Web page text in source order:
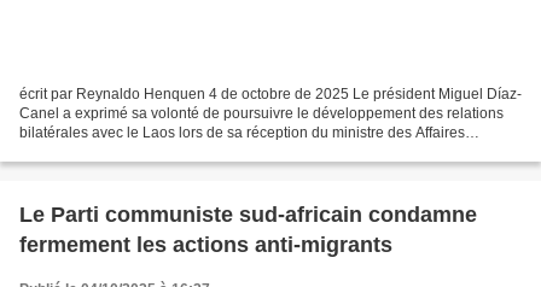
écrit par Reynaldo Henquen 4 de octobre de 2025 Le président Miguel Díaz-
Canel a exprimé sa volonté de poursuivre le développement des relations
bilatérales avec le Laos lors de sa réception du ministre des Affaires
Le Parti communiste sud-africain condamne
fermement les actions anti-migrants